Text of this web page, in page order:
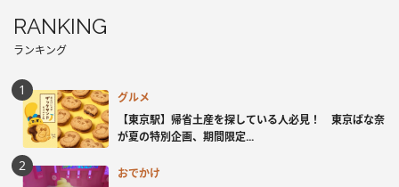
RANKING
ランキング
グルメ
【東京駅】帰省土産を探している人必見！ 東京ばな奈
が夏の特別企画、期間限定...
おでかけ